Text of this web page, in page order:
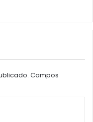
Campos